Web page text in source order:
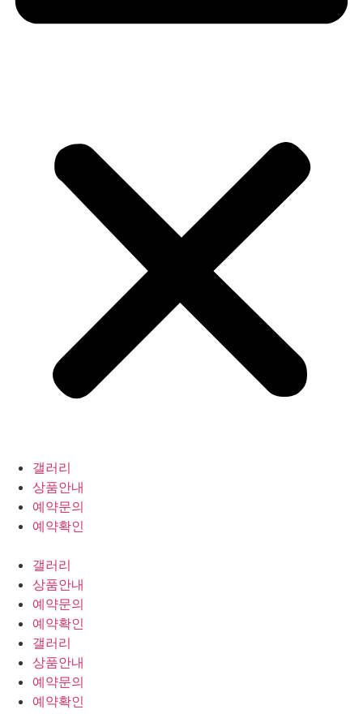
갤러리
상품안내
예약문의
예약확인
갤러리
상품안내
예약문의
예약확인
갤러리
상품안내
예약문의
예약확인